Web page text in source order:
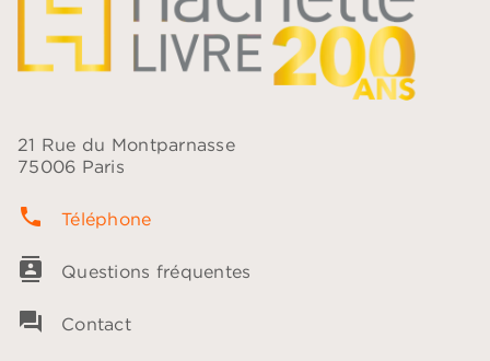
21 Rue du Montparnasse
75006 Paris
phone Téléphone
contacts Questions fréquentes
question_answer Contact